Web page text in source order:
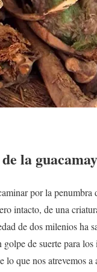
la
por la penumbra
intacto, de una
de dos milenios ha
de suerte para
lo que nos atrevemos